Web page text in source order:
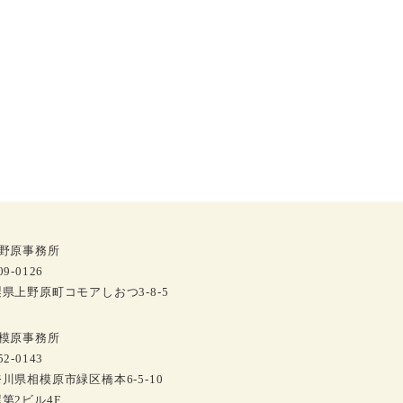
原事務所
0126
上野原町コモアしおつ3-8-5
原事務所
0143
県相模原市緑区橋本6-5-10
2ビル4F